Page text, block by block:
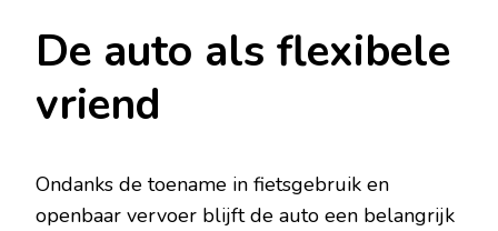
De auto als flexibele
vriend
Ondanks de toename in fietsgebruik en
openbaar vervoer blijft de auto een belangrijk